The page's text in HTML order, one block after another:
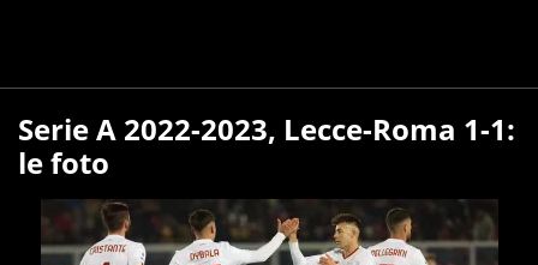
Serie A 2022-2023, Lecce-Roma 1-1:
le foto